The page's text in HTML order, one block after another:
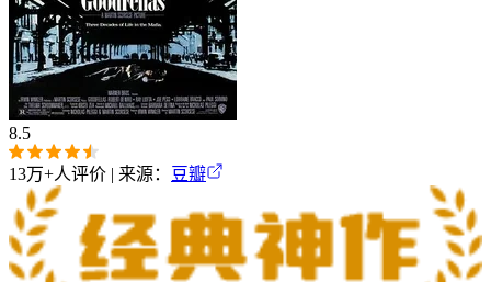
8.5
13万+人评价 | 来源： 豆瓣